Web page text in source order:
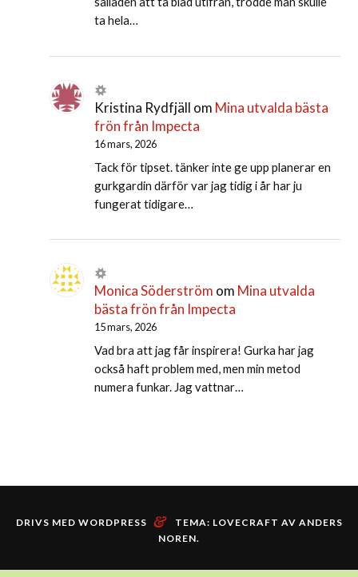
ta hela…
Kristina Rydfjäll om Mina utvalda bästa
frön från Impecta
16 mars, 2026
Tack för tipset. tänker inte ge upp planerar en
gurkgardin därför var jag tidig i år har ju
fungerat tidigare…
Monica Söderström om Mina utvalda
bästa frön från Impecta
15 mars, 2026
Vad bra att jag får inspirera! Gurka har jag
också haft problem med, men min metod
numera funkar. Jag vattnar…
DRIVS MED WORDPRESS & TEMA: LOVECRAFT AV ANDERS
NOREN.